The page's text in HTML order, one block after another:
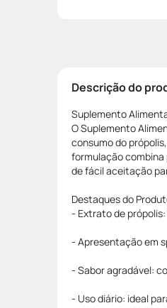
Descrição do
Suplemento
O Suplemento
consumo do
formulação combina
de fácil aceitação
Destaques do
- Extrato de
- Apresentação em
- Sabor agradável:
- Uso diário: ideal